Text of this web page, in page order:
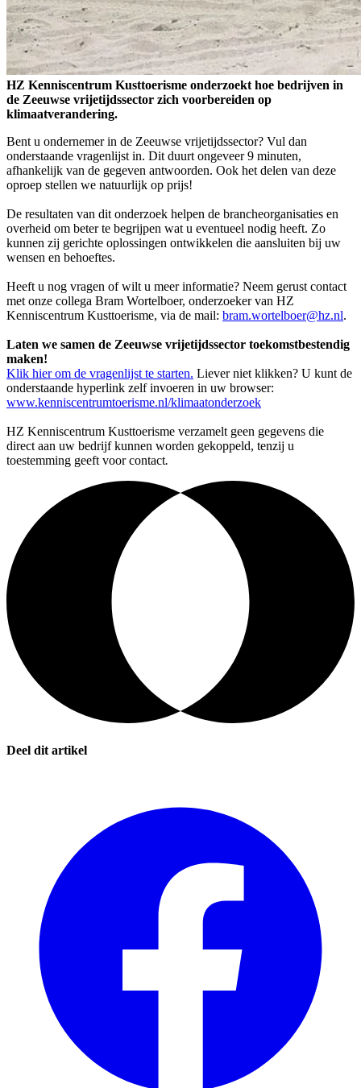
HZ Kenniscentrum Kusttoerisme onderzoekt hoe bedrijven in
de Zeeuwse vrijetijdssector zich voorbereiden op
klimaatverandering.
Bent u ondernemer in de Zeeuwse vrijetijdssector? Vul dan
onderstaande vragenlijst in. Dit duurt ongeveer 9 minuten,
afhankelijk van de gegeven antwoorden. Ook het delen van deze
oproep stellen we natuurlijk op prijs!
De resultaten van dit onderzoek helpen de brancheorganisaties en
overheid om beter te begrijpen wat u eventueel nodig heeft. Zo
kunnen zij gerichte oplossingen ontwikkelen die aansluiten bij uw
wensen en behoeftes.
Heeft u nog vragen of wilt u meer informatie? Neem gerust contact
met onze collega Bram Wortelboer, onderzoeker van HZ
Kenniscentrum Kusttoerisme, via de mail: bram.wortelboer@hz.nl.
Laten we samen de Zeeuwse vrijetijdssector toekomstbestendig
maken!
Klik hier om de vragenlijst te starten. Liever niet klikken? U kunt de
onderstaande hyperlink zelf invoeren in uw browser:
www.kenniscentrumtoerisme.nl/klimaatonderzoek
HZ Kenniscentrum Kusttoerisme verzamelt geen gegevens die
direct aan uw bedrijf kunnen worden gekoppeld, tenzij u
toestemming geeft voor contact.
Deel dit artikel